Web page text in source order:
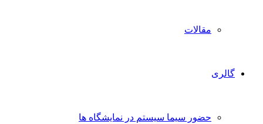
مقالات
گالری
حضور سیما سیستم در نمایشگاه ها